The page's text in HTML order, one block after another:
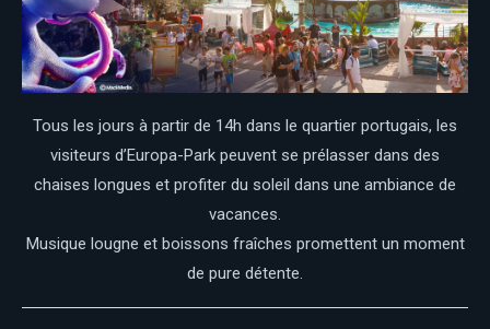
Tous les jours à partir de 14h dans le quartier portugais, les
visiteurs d’Europa-Park peuvent se prélasser dans des
chaises longues et profiter du soleil dans une ambiance de
vacances.
Musique lougne et boissons fraîches promettent un moment
de pure détente.